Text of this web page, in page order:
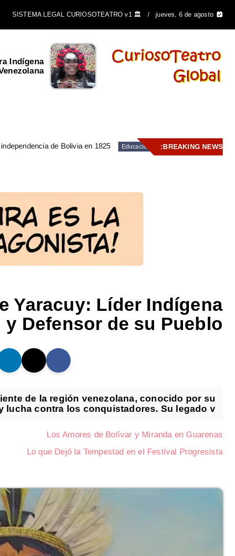
jueves, 6 de agosto
🏛️ SISTEMA LEGAL CURIOSOTEATRO v1
Indígena
El Escudo de Venezuela y
su importancia ...
BREAKING NEWS:
Educación
de Bolivia en 1825
Yaracuy: Líder Indígena
y Defensor de su Pueblo
de la región venezolana, conocido por su
lucha contra los conquistadores. Su legado v...
Los Amores de Bolívar y Miranda en Guarenas
Lo que Dejó la Tempestad en el Festival Progresista